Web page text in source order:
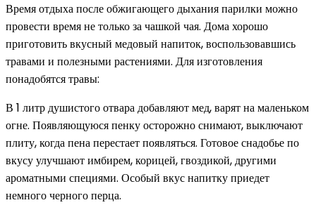
Время отдыха после обжигающего дыхания парилки можно
провести время не только за чашкой чая. Дома хорошо
приготовить вкусный медовый напиток, воспользовавшись
травами и полезными растениями. Для изготовления
понадобятся травы:
В 1 литр душистого отвара добавляют мед, варят на маленьком
огне. Появляющуюся пенку осторожно снимают, выключают
плиту, когда пена перестает появляться. Готовое снадобье по
вкусу улучшают имбирем, корицей, гвоздикой, другими
ароматными специями. Особый вкус напитку приедет
немного черного перца.